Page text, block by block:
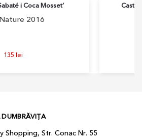
i Coca Mosset’
2016
135 lei
Shopping, Str. Conac Nr. 55